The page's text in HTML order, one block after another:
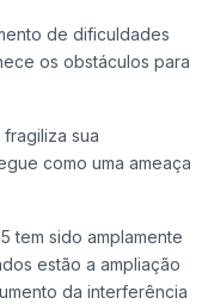
de dificuldades
os obstáculos para
sua
como uma ameaça
tem sido amplamente
estão a ampliação
da interferência